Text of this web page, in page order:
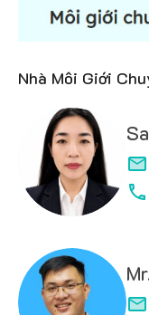
Nhà Môi Giới